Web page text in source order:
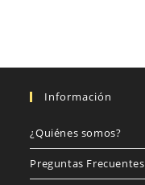
Información
¿Quiénes somos?
Preguntas Frecuentes